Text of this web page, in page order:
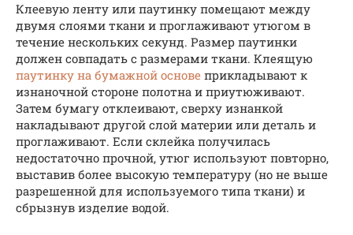
Клеевую ленту или паутинку помещают между
двумя слоями ткани и проглаживают утюгом в
течение нескольких секунд. Размер паутинки
должен совпадать с размерами ткани. Клеящую
паутинку на бумажной основе прикладывают к
изнаночной стороне полотна и приутюживают.
Затем бумагу отклеивают, сверху изнанкой
накладывают другой слой материи или деталь и
проглаживают. Если склейка получилась
недостаточно прочной, утюг используют повторно,
выставив более высокую температуру (но не выше
разрешенной для используемого типа ткани) и
сбрызнув изделие водой.